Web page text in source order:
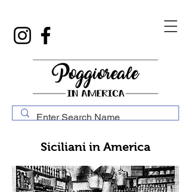
Siciliani in America